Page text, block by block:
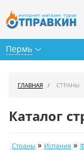
Пермь
Календарь туров
ГЛАВНАЯ СТРАНЫ
Каталог
Страны » Испания »